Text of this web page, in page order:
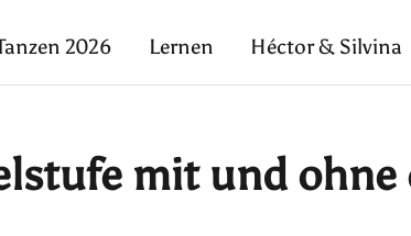
2026 Lernen Héctor & Silvina
mit und ohne